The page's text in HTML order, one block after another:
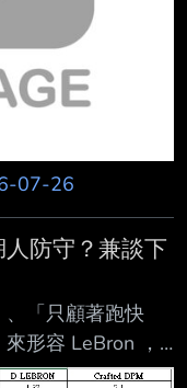
07-26
防守？兼談下
「只顧著跑快
形容 LeBron ，
他身上，因此整